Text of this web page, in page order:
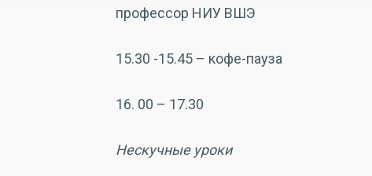
профессор НИУ ВШЭ
15.30 -15.45 – кофе-пауза
16. 00 – 17.30
Нескучные уроки